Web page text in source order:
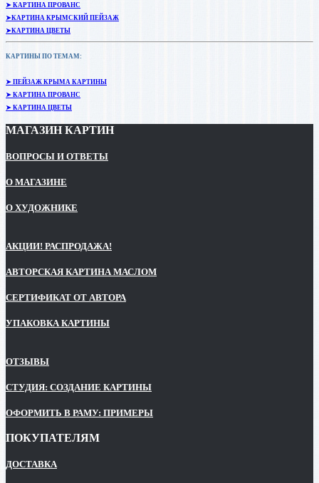
➤ КАРТИНА ПРОВАНС
➤КАРТИНА КРЫМСКИЙ ПЕЙЗАЖ
➤КАРТИНА ЦВЕТЫ
КАРТИНЫ ПО ТЕМАМ:
➤ ПЕЙЗАЖ КРЫМА КАРТИНЫ
➤ КАРТИНА ПРОВАНС
➤ КАРТИНА ЦВЕТЫ
МАГАЗИН КАРТИН
ВОПРОСЫ И ОТВЕТЫ
О МАГАЗИНЕ
О ХУДОЖНИКЕ
АКЦИИ! РАСПРОДАЖА!
АВТОРСКАЯ КАРТИНА МАСЛОМ
СЕРТИФИКАТ ОТ АВТОРА
УПАКОВКА КАРТИНЫ
ОТЗЫВЫ
СТУДИЯ: СОЗДАНИЕ КАРТИНЫ
ОФОРМИТЬ В РАМУ: ПРИМЕРЫ
ПОКУПАТЕЛЯМ
ДОСТАВКА